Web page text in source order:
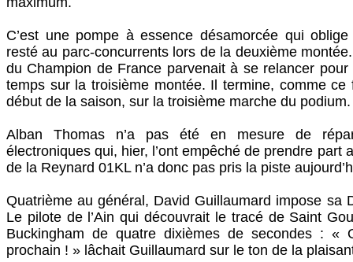
C’est une pompe à essence désamorcée qui
resté au parc-concurrents lors de la deuxième
du Champion de France parvenait à se relancer
temps sur la troisième montée. Il termine, comme
début de la saison, sur la troisième marche du podium.
Alban Thomas n’a pas été en mesure de
électroniques qui, hier, l’ont empêché de prendre part
de la Reynard 01KL n’a donc pas pris la piste
Quatrième au général, David Guillaumard impose sa
Le pilote de l’Ain qui découvrait le tracé de Saint
Buckingham de quatre dixièmes de secondes : «
prochain ! » lâchait Guillaumard sur le ton de la